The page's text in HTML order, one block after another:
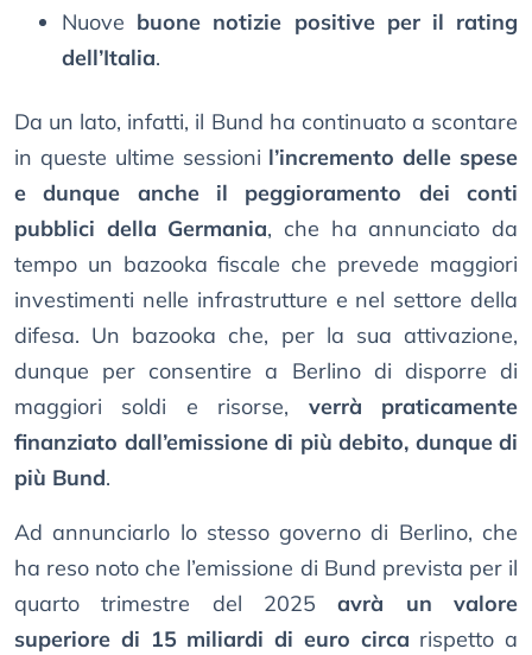
Nuove buone notizie positive per il rating
dell’Italia.
Da un lato, infatti, il Bund ha continuato a scontare
in queste ultime sessioni l’incremento delle spese
e dunque anche il peggioramento dei conti
pubblici della Germania, che ha annunciato da
tempo un bazooka fiscale che prevede maggiori
investimenti nelle infrastrutture e nel settore della
difesa. Un bazooka che, per la sua attivazione,
dunque per consentire a Berlino di disporre di
maggiori soldi e risorse, verrà praticamente
finanziato dall’emissione di più debito, dunque di
più Bund.
Ad annunciarlo lo stesso governo di Berlino, che
ha reso noto che l’emissione di Bund prevista per il
quarto trimestre del 2025avrà un valore
superiore di 15 miliardi di euro circa rispetto a